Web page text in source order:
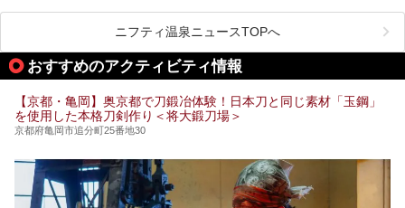
そんな疲れた身体には温泉です！京都には、市内にも郊外に
も素晴らしい温泉がたくさんあります。そこで、日帰り利用
できるおすすめの温泉・温浴施設をまとめてみました。
ニフティ温泉ニュースTOPへ
おすすめのアクティビティ情報
【京都・亀岡】奥京都で刀鍛冶体験！日本刀と同じ素材「玉鋼」
を使用した本格刀剣作り＜将大鍛刀場＞
京都府亀岡市追分町25番地30